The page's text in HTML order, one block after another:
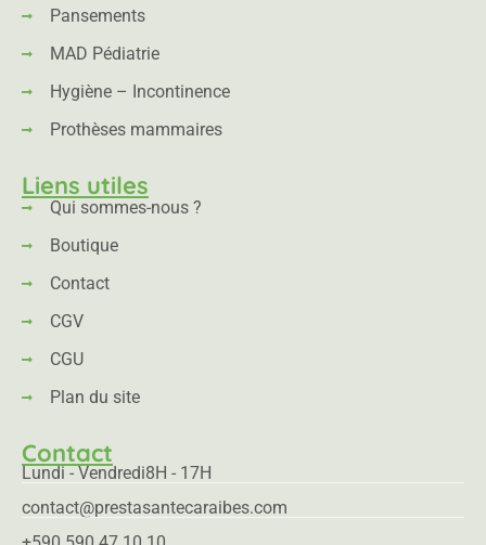
Pansements
MAD Pédiatrie
Hygiène – Incontinence
Prothèses mammaires
Liens utiles
Qui sommes-nous ?
Boutique
Contact
CGV
CGU
Plan du site
Contact
Lundi - Vendredi8H - 17H
contact@prestasantecaraibes.com